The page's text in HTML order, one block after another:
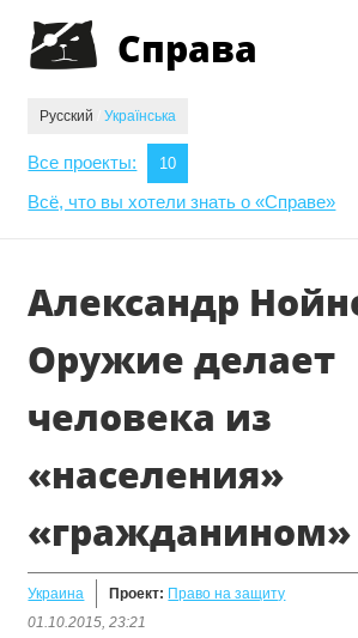
Справа
Русский Українська
Все проекты: 10
Всё, что вы хотели знать о «Справе»
Александр
Оружие делает
человека из
«населения»
«гражданином»
Украина Проект: Право на защиту
01.10.2015, 23:21